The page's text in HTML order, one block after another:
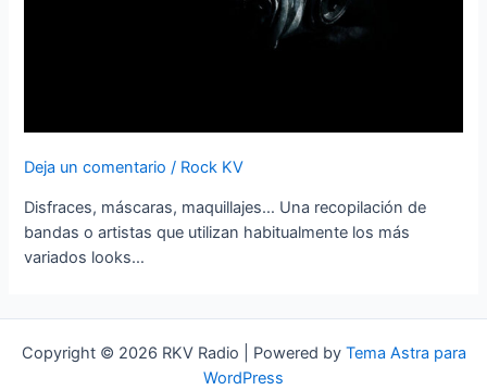
Deja un comentario / Rock KV
Disfraces, máscaras, maquillajes… Una recopilación de
bandas o artistas que utilizan habitualmente los más
variados looks…
Copyright © 2026 RKV Radio | Powered by Tema Astra para
WordPress